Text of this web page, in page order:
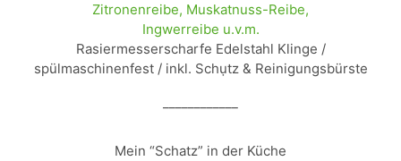
Zitronenreibe, Muskatnuss-Reibe,
Ingwerreibe u.v.m.
Rasiermesserscharfe Edelstahl Klinge /
spülmaschinenfest / inkl. Schụtz & Reinigungsbürste
Mein “Schatz” in der Küche